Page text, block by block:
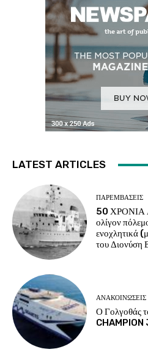
LATEST ARTICLES
ΠΑΡΕΜΒΑΣΕΙΣ
50 ΧΡΟΝΙΑ
ολίγον
ενοχλητικά
του Διονύση
Ο Γολγοθάς
CHAMPION